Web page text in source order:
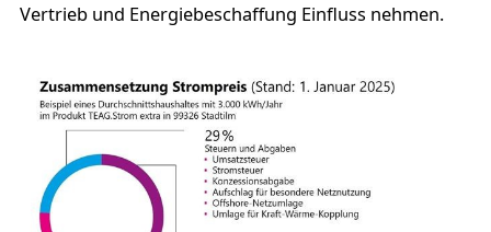
Vertrieb und Energiebeschaffung Einfluss nehmen.